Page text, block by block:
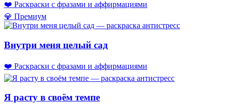
❤️ Раскраски с фразами и аффирмациями
💎 Премиум
Внутри меня целый сад
❤️ Раскраски с фразами и аффирмациями
Я расту в своём темпе